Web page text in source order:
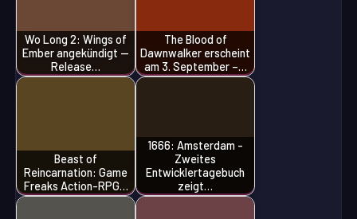
Wo Long 2: Wings of
Ember angekündigt —
Release…
The Blood of
Dawnwalker erscheint
am 3. September –…
Beast of
Reincarnation: Game
Freaks Action-RPG…
1666: Amsterdam -
Zweites
Entwicklertagebuch
zeigt…